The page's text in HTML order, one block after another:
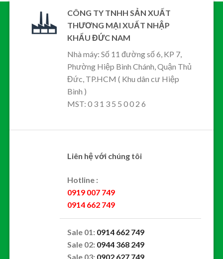
CÔNG TY TNHH SẢN XUẤT
THƯƠNG MẠI XUẤT NHẬP
KHẨU ĐỨC NAM
Nhà máy: Số 11 đường số 6, KP 7,
Phường Hiệp Bình Chánh, Quận Thủ
Đức, TP.HCM ( Khu dân cư Hiệp
Bình )
MST: 0 3 1 3 5 5 0 0 2 6
Liên hệ với chúng tôi
Hotline :
0919 007 749
0914 662 749
Sale 01: 0914 662 749
Sale 02: 0944 368 249
Sale 03: 0902 627 749